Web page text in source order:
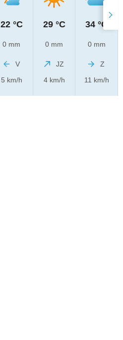
22 °C
0 mm
V
5 km/h
29 °C
0 mm
JZ
4 km/h
34 °C
0 mm
Z
11 km/h